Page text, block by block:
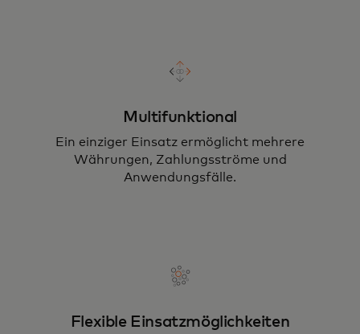
Multifunktional
Ein einziger Einsatz ermöglicht mehrere
Währungen, Zahlungsströme und
Anwendungsfälle.
Flexible Einsatzmöglichkeiten